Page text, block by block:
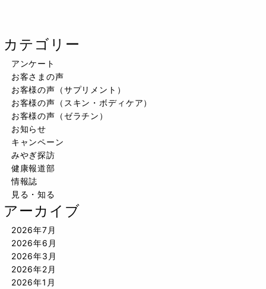
カテゴリー
アンケート
お客さまの声
お客様の声（サプリメント）
お客様の声（スキン・ボディケア）
お客様の声（ゼラチン）
お知らせ
キャンペーン
みやぎ探訪
健康報道部
情報誌
見る・知る
アーカイブ
2026年7月
2026年6月
2026年3月
2026年2月
2026年1月